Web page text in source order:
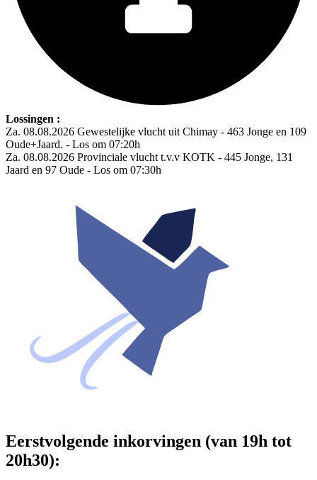
Lossingen :
Za. 08.08.2026 Gewestelijke vlucht uit Chimay - 463 Jonge en 109
Oude+Jaard. - Los om 07:20h
Za. 08.08.2026 Provinciale vlucht t.v.v KOTK - 445 Jonge, 131
Jaard en 97 Oude - Los om 07:30h
Eerstvolgende inkorvingen (van 19h tot
20h30):